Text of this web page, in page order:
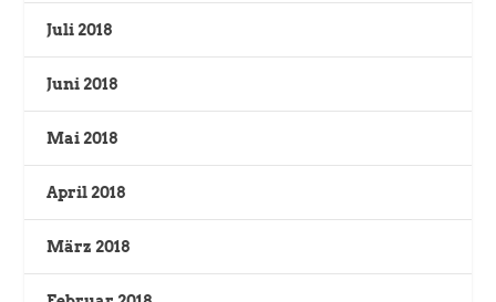
Juli 2018
Juni 2018
Mai 2018
April 2018
März 2018